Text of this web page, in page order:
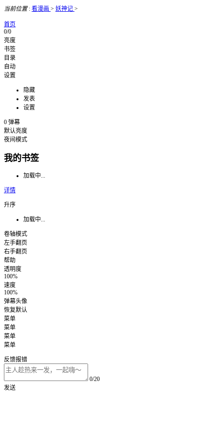
当前位置: 看漫画 > 妖神记 >
首页
0/0
亮度
书签
目录
自动
设置
隐藏
发表
设置
0 弹幕
默认亮度
夜间模式
我的书签
加载中...
详情
升序
加载中...
卷轴模式
左手翻页
右手翻页
帮助
透明度
100%
速度
100%
弹幕头像
恢复默认
菜单
菜单
菜单
菜单
反馈报错
0/20
发送